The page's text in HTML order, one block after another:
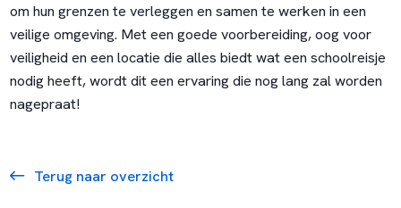
om hun grenzen te verleggen en samen te werken in een
veilige omgeving. Met een goede voorbereiding, oog voor
veiligheid en een locatie die alles biedt wat een schoolreisje
nodig heeft, wordt dit een ervaring die nog lang zal worden
nagepraat!
Terug naar overzicht